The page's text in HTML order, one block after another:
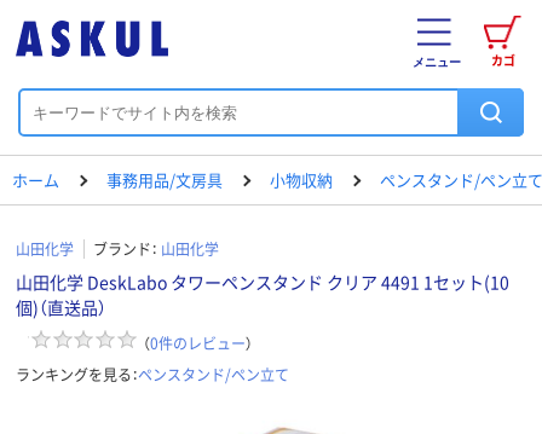
カゴ
メニュー
ホーム 事務用品/文房具 小物収納 ペンスタンド/ペン立て
山田化学 ブランド： 山田化学
山田化学 DeskLabo タワーペンスタンド クリア 4491 1セット(10
個)（直送品）
（0件のレビュー）
ランキングを見る：ペンスタンド/ペン立て